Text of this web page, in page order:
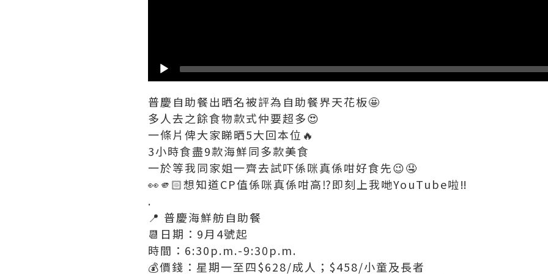
普慶自助餐出晒名被評為自助餐界天花板🤩
多人去之餘食物款式仲要超多😍
一條片俾大家睇晒5大回本位🔥
3小時食盡9款海鮮同多款美食
一於等我同家姐一齊去試吓係咪真係咁好食先😉🤤
👀🫵🏻想知道CP值係咪真係咁高⁉️即刻上我哋YouTube啦‼️
.
📍 普慶海鮮舫自助餐
📆日期：9月4號起
時間：6:30p.m.-9:30p.m.
💰價錢：星期一至四$628/成人；$458/小童及長者